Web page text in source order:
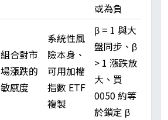
或為負
組合對市
場漲跌的
敏感度
系統性風
險本身、
可用加權
指數 ETF
複製
β = 1 與大
盤同步、β
> 1 漲跌放
大、買
0050 約等
於鎖定 β